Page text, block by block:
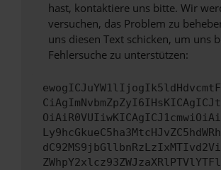
hast, kontaktiere uns bitte. Wir
versuchen, das Problem zu
uns diesen Text schicken, um uns
Fehlersuche zu unterstützen: